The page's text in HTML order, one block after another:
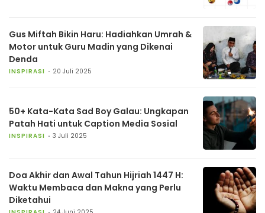
Gus Miftah Bikin Haru: Hadiahkan Umrah &
Motor untuk Guru Madin yang Dikenai
Denda
INSPIRASI 20 Juli 2025
50+ Kata-Kata Sad Boy Galau: Ungkapan
Patah Hati untuk Caption Media Sosial
INSPIRASI 3 Juli 2025
Doa Akhir dan Awal Tahun Hijriah 1447 H:
Waktu Membaca dan Makna yang Perlu
Diketahui